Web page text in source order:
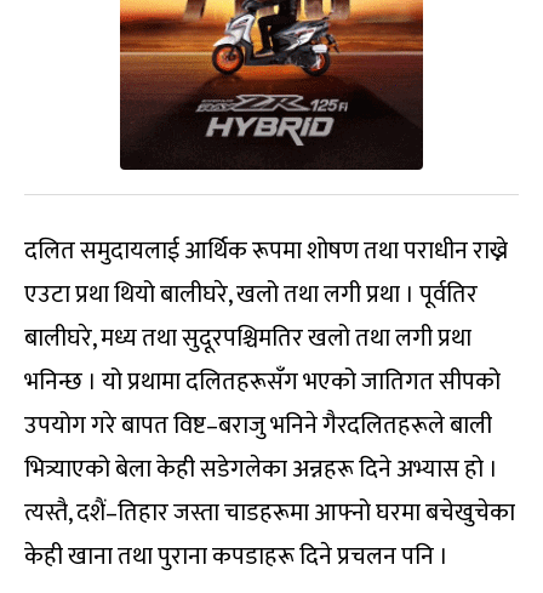
दलित समुदायलाई आर्थिक रूपमा शोषण तथा पराधीन राख्ने
एउटा प्रथा थियो बालीघरे, खलो तथा लगी प्रथा । पूर्वतिर
बालीघरे, मध्य तथा सुदूरपश्चिमतिर खलो तथा लगी प्रथा
भनिन्छ । यो प्रथामा दलितहरूसँग भएको जातिगत सीपको
उपयोग गरे बापत विष्ट–बराजु भनिने गैरदलितहरूले बाली
भित्र्याएको बेला केही सडेगलेका अन्नहरू दिने अभ्यास हो ।
त्यस्तै, दशैं–तिहार जस्ता चाडहरूमा आफ्नो घरमा बचेखुचेका
केही खाना तथा पुराना कपडाहरू दिने प्रचलन पनि ।